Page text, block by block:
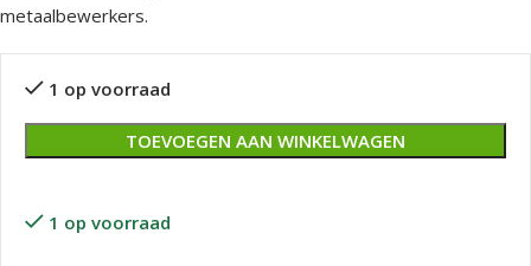
metaalbewerkers.
1 op voorraad
TOEVOEGEN AAN WINKELWAGEN
1 op voorraad